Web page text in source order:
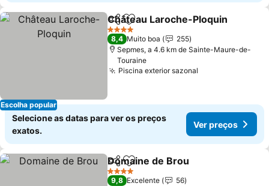
Escolha popular
PartilharAdicionar aos favoritos
Château Laroche-Ploquin
4 Estrelas
8,4 Muito boa
255
Sepmes, a 4.6 km de Sainte-Maure-de-
Touraine
Piscina exterior sazonal
Selecione as datas para ver os preços
exatos.
Ver preços
PartilharAdicionar aos favoritos
Domaine de Brou
4 Estrelas
9,8 Excelente
56